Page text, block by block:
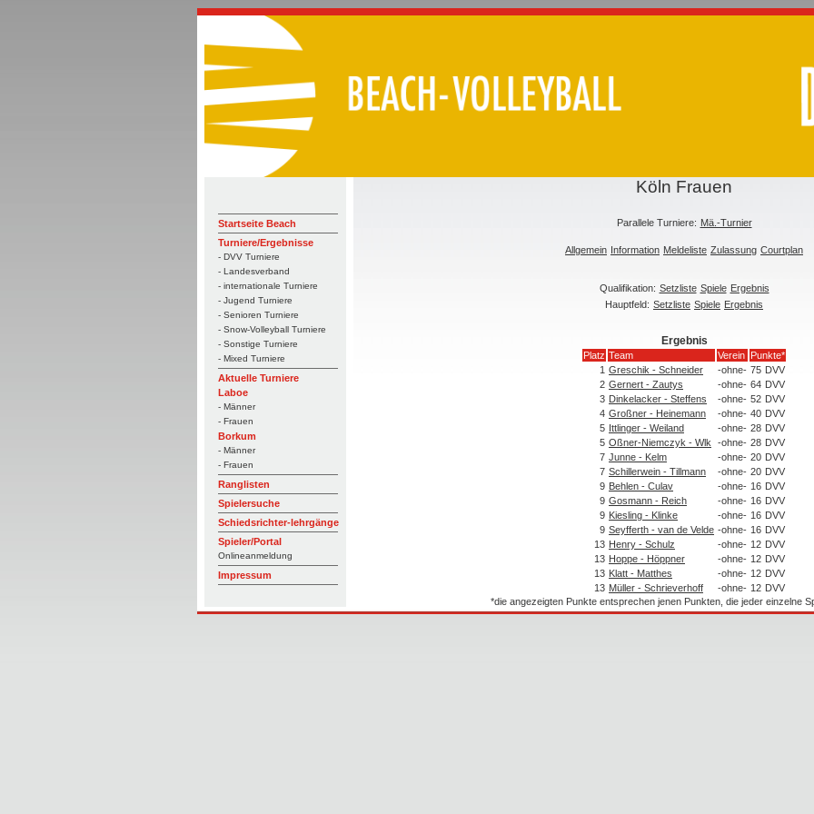
Startseite Beach
Turniere/Ergebnisse
- DVV Turniere
- Landesverband
- internationale Turniere
- Jugend Turniere
- Senioren Turniere
- Snow-Volleyball Turniere
- Sonstige Turniere
- Mixed Turniere
Aktuelle Turniere
Laboe
- Männer
- Frauen
Borkum
- Männer
- Frauen
Ranglisten
Spielersuche
Schiedsrichter-lehrgänge
Spieler/Portal
Onlineanmeldung
Impressum
Köln Frauen
Parallele Turniere: Mä.-Turnier
Allgemein Information Meldeliste Zulassung Courtplan
Qualifikation: Setzliste Spiele Ergebnis
Hauptfeld: Setzliste Spiele Ergebnis
Ergebnis
Platz Team Verein Punkte*
1 Greschik - Schneider -ohne- 75 DVV
2 Gernert - Zautys -ohne- 64 DVV
3 Dinkelacker - Steffens -ohne- 52 DVV
4 Großner - Heinemann -ohne- 40 DVV
5 Ittlinger - Weiland -ohne- 28 DVV
5 Oßner-Niemczyk - Wlk -ohne- 28 DVV
7 Junne - Kelm -ohne- 20 DVV
7 Schillerwein - Tillmann -ohne- 20 DVV
9 Behlen - Culav -ohne- 16 DVV
9 Gosmann - Reich -ohne- 16 DVV
9 Kiesling - Klinke -ohne- 16 DVV
9 Seyfferth - van de Velde -ohne- 16 DVV
13 Henry - Schulz -ohne- 12 DVV
13 Hoppe - Höppner -ohne- 12 DVV
13 Klatt - Matthes -ohne- 12 DVV
13 Müller - Schrieverhoff -ohne- 12 DVV
*die angezeigten Punkte entsprechen jenen Punkten, die jeder einzelne